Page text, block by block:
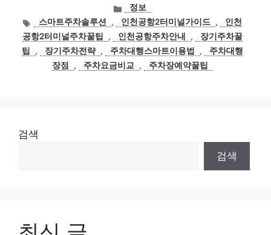
카
테
고
리
정보
태
그
스마트주차솔루션 , 인천공항2터미널가이드 ,
인천
공항2터미널주차꿀팁
, 인천공항주차안내 ,
장기주차꿀
팁
, 장기주차전략 , 주차대행스마트이용법 ,
주차대행
장점
, 주차요금비교 , 주차장예약꿀팁
검색
검색